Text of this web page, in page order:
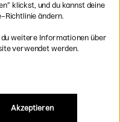
und Paypal
klickst, und du kannst deine
Richtlinie ändern.
weitere Informationen über
verwendet werden.
Akzeptieren